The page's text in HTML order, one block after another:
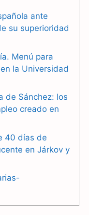
ante
su superioridad
Menú para
la Universidad
de Sánchez: los
creado en
40 días de
en Járkov y